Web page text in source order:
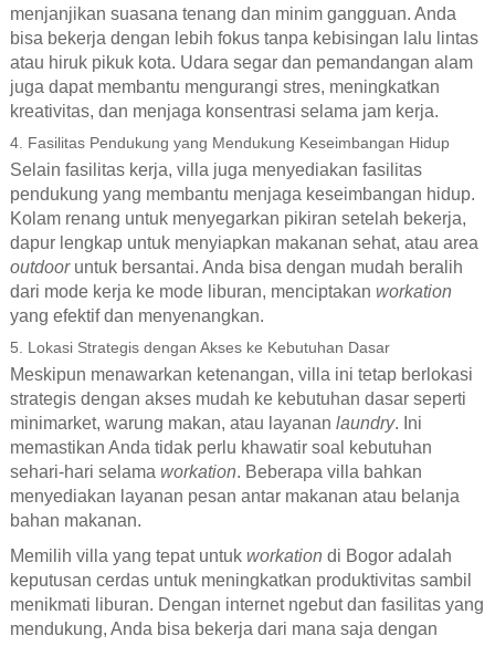
menjanjikan suasana tenang dan minim gangguan. Anda
bisa bekerja dengan lebih fokus tanpa kebisingan lalu lintas
atau hiruk pikuk kota. Udara segar dan pemandangan alam
juga dapat membantu mengurangi stres, meningkatkan
kreativitas, dan menjaga konsentrasi selama jam kerja.
4. Fasilitas Pendukung yang Mendukung Keseimbangan Hidup
Selain fasilitas kerja, villa juga menyediakan fasilitas
pendukung yang membantu menjaga keseimbangan hidup.
Kolam renang untuk menyegarkan pikiran setelah bekerja,
dapur lengkap untuk menyiapkan makanan sehat, atau area
outdooruntuk bersantai. Anda bisa dengan mudah beralih
dari mode kerja ke mode liburan, menciptakan workation
yang efektif dan menyenangkan.
5. Lokasi Strategis dengan Akses ke Kebutuhan Dasar
Meskipun menawarkan ketenangan, villa ini tetap berlokasi
strategis dengan akses mudah ke kebutuhan dasar seperti
minimarket, warung makan, atau layanan laundry. Ini
memastikan Anda tidak perlu khawatir soal kebutuhan
sehari-hari selama workation. Beberapa villa bahkan
menyediakan layanan pesan antar makanan atau belanja
bahan makanan.
Memilih villa yang tepat untuk workation di Bogor adalah
keputusan cerdas untuk meningkatkan produktivitas sambil
menikmati liburan. Dengan internet ngebut dan fasilitas yang
mendukung, Anda bisa bekerja dari mana saja dengan